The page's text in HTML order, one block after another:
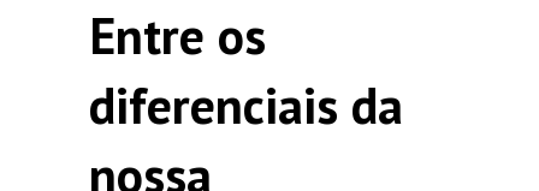
Entre os
diferenciais da
nossa